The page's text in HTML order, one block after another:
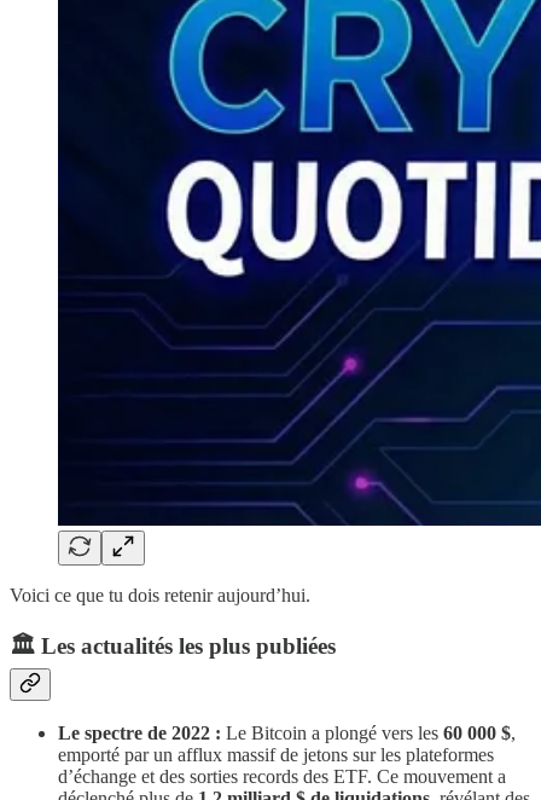
Voici ce que tu dois retenir aujourd’hui.
​🏛️ Les actualités les plus publiées
Le spectre de 2022 : Le Bitcoin a plongé vers les 60 000 $,
emporté par un afflux massif de jetons sur les plateformes
d’échange et des sorties records des ETF. Ce mouvement a